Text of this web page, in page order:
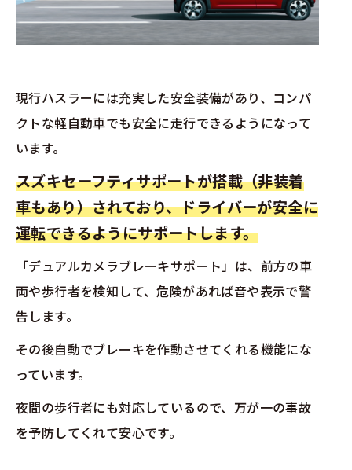
現行ハスラーには充実した安全装備があり、コンパ
クトな軽自動車でも安全に走行できるようになって
います。
スズキセーフティサポートが搭載（非装着
車もあり）されており、ドライバーが安全に
運転できるようにサポートします。
「デュアルカメラブレーキサポート」は、前方の車
両や歩行者を検知して、危険があれば音や表示で警
告します。
その後自動でブレーキを作動させてくれる機能にな
っています。
夜間の歩行者にも対応しているので、万が一の事故
を予防してくれて安心です。